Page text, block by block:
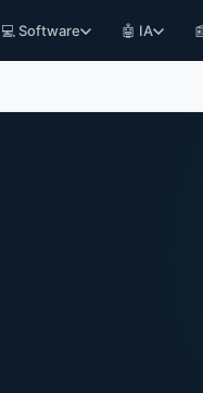
💻 Software 🤖 IA